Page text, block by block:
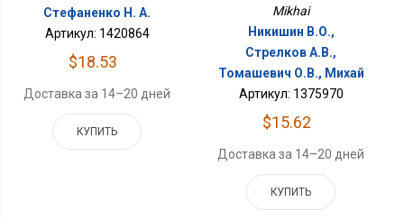
Стефаненко Н. А.
Артикул: 1420864
$18.53
Доставка за 14–20 дней
КУПИТЬ
Mikhai
Никишин В.О.,
Стрелков А.В.,
Томашевич О.В., Михай
Артикул: 1375970
$15.62
Доставка за 14–20 дней
КУПИТЬ